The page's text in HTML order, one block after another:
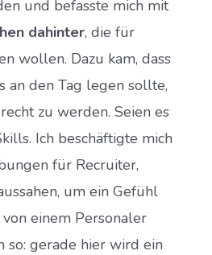
und befasste mich mit
dahinter, die für
wollen. Dazu kam, dass
den Tag legen sollte,
zu werden. Seien es
Ich beschäftigte mich
für Recruiter,
um ein Gefühl
einem Personaler
so: gerade hier wird ein